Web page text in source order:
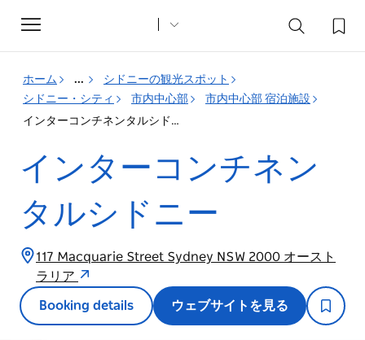
Toggle
navigation
ホーム ...
シドニーの観光スポット
シドニー・シティ
市内中心部
市内中心部 宿泊施設
インターコンチネンタルシドニー
インターコンチネン
タルシドニー
117 Macquarie Street Sydney NSW 2000 オースト
ラリア
Booking details ウェブサイトを見る